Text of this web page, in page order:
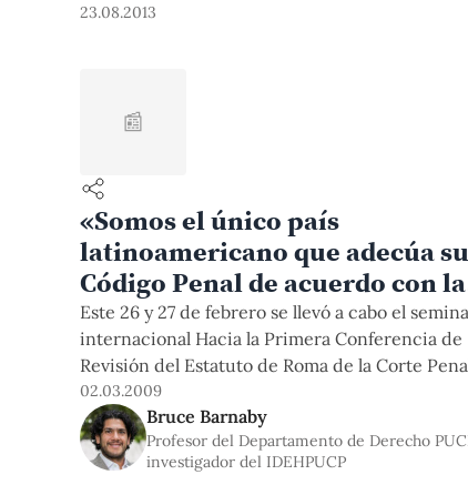
TVPUCP dedicado a mostrar y discutir la
23.08.2013
📰
«Somos el único país
latinoamericano que adecúa su
Código Penal de acuerdo con
exigencias de la Corte Penal
Internacional»
Este 26 y 27 de febrero se llevó a cabo el
internacional Hacia la Primera Conferencia de
Revisión del Estatuto de Roma de la Corte
Internacional, organizado por el Ministerio de
Relaciones Exteriores del Perú, el Instituto de
Democracia y Derechos Humanos de nuestra
universidad (IDEHPUCP) y el Comité
02.03.2009
Bruce Barnaby
Profesor del Departamento de Derecho
investigador del IDEHPUCP